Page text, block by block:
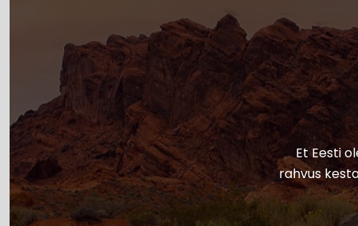
Et Eesti
rahvus